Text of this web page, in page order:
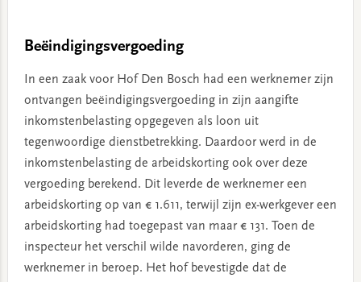
Beëindigingsvergoeding
In een zaak voor Hof Den Bosch had een werknemer zijn
ontvangen beëindigingsvergoeding in zijn aangifte
inkomstenbelasting opgegeven als loon uit
tegenwoordige dienstbetrekking. Daardoor werd in de
inkomstenbelasting de arbeidskorting ook over deze
vergoeding berekend. Dit leverde de werknemer een
arbeidskorting op van € 1.611, terwijl zijn ex-werkgever een
arbeidskorting had toegepast van maar € 131. Toen de
inspecteur het verschil wilde navorderen, ging de
werknemer in beroep. Het hof bevestigde dat de